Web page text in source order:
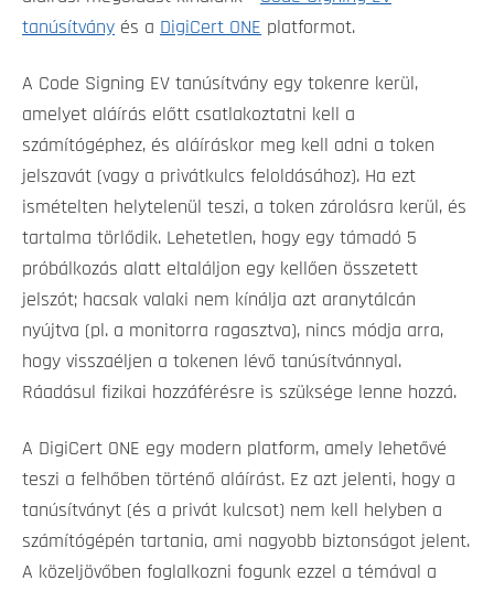
tanúsítvány és a DigiCert ONE platformot.
A Code Signing EV tanúsítvány egy tokenre kerül,
amelyet aláírás előtt csatlakoztatni kell a
számítógéphez, és aláíráskor meg kell adni a token
jelszavát (vagy a privátkulcs feloldásához). Ha ezt
ismételten helytelenül teszi, a token zárolásra kerül, és
tartalma törlődik. Lehetetlen, hogy egy támadó 5
próbálkozás alatt eltaláljon egy kellően összetett
jelszót; hacsak valaki nem kínálja azt aranytálcán
nyújtva (pl. a monitorra ragasztva), nincs módja arra,
hogy visszaéljen a tokenen lévő tanúsítvánnyal.
Ráadásul fizikai hozzáférésre is szüksége lenne hozzá.
A DigiCert ONE egy modern platform, amely lehetővé
teszi a felhőben történő aláírást. Ez azt jelenti, hogy a
tanúsítványt (és a privát kulcsot) nem kell helyben a
számítógépén tartania, ami nagyobb biztonságot jelent.
A közeljövőben foglalkozni fogunk ezzel a témával a